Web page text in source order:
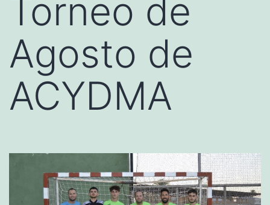
Torneo de
Agosto de
ACYDMA